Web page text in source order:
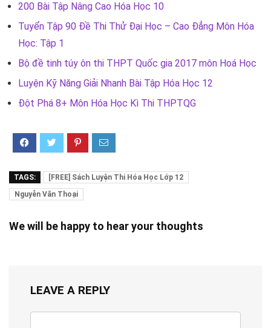
200 Bài Tập Nâng Cao Hóa Học 10
Tuyển Tập 90 Đề Thi Thử Đại Học – Cao Đẳng Môn Hóa
Học: Tập 1
Bộ đề tinh túy ôn thi THPT Quốc gia 2017 môn Hoá Học
Luyện Kỹ Năng Giải Nhanh Bài Tập Hóa Học 12
Đột Phá 8+ Môn Hóa Học Kì Thi THPTQG
TAGS:
[FREE] Sách Luyện Thi Hóa Học Lớp 12
Nguyễn Văn Thoại
We will be happy to hear your thoughts
LEAVE A REPLY